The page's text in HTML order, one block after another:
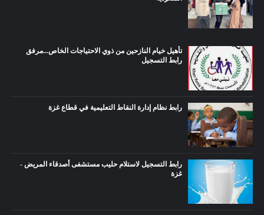
تأهيل خيام النازحين من ذوي الاحتياجات الخاص...مرفق
رابط التسجيل
رابط نظام إدارة النقاط التعليمية في قطاع غزة
رابط التسجيل لاستلام حليب مستشفى أصدقاء المريض -
غزة